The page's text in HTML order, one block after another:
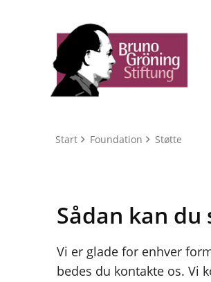
Start Foundation Støtte
Sådan kan
Vi er glade for enhver
bedes du kontakte os. Vi